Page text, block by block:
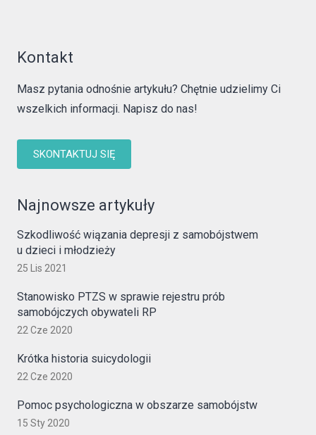
Kontakt
Masz pytania odnośnie artykułu? Chętnie udzielimy Ci
wszelkich informacji. Napisz do nas!
SKONTAKTUJ SIĘ
Najnowsze artykuły
Szkodliwość wiązania depresji z samobójstwem
u dzieci i młodzieży
25 Lis 2021
Stanowisko PTZS w sprawie rejestru prób
samobójczych obywateli RP
22 Cze 2020
Krótka historia suicydologii
22 Cze 2020
Pomoc psychologiczna w obszarze samobójstw
15 Sty 2020